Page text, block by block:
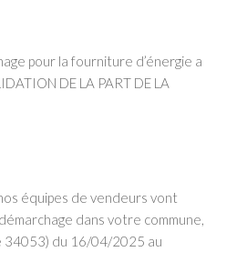
pour la fourniture d’énergie a
DE LA PART DE LA
équipes de vendeurs vont
dans votre commune,
34053) du 16/04/2025 au